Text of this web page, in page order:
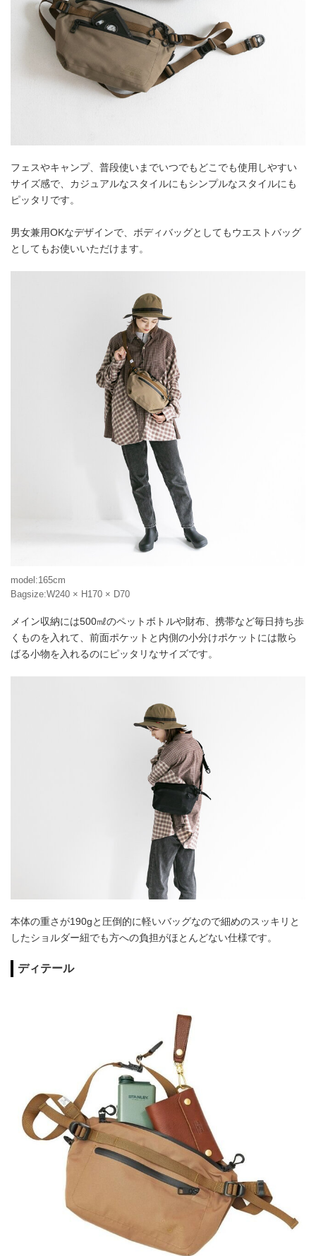
フェスやキャンプ、普段使いまでいつでもどこでも使用しやすい
サイズ感で、カジュアルなスタイルにもシンプルなスタイルにも
ピッタリです。
男女兼用OKなデザインで、ボディバッグとしてもウエストバッグ
としてもお使いいただけます。
model:165cm
Bagsize:W240 × H170 × D70
メイン収納には500㎖のペットボトルや財布、携帯など毎日持ち歩
くものを入れて、前面ポケットと内側の小分けポケットには散ら
ばる小物を入れるのにピッタリなサイズです。
本体の重さが190gと圧倒的に軽いバッグなので細めのスッキリと
したショルダー紐でも方への負担がほとんどない仕様です。
ディテール